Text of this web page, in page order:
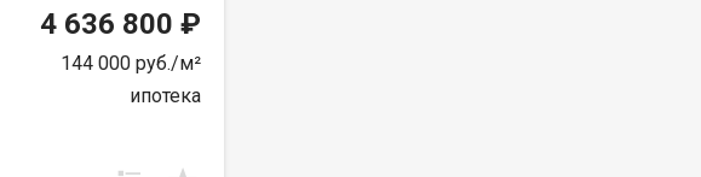
4 636 800 ₽
144 000 руб./м²
ипотека